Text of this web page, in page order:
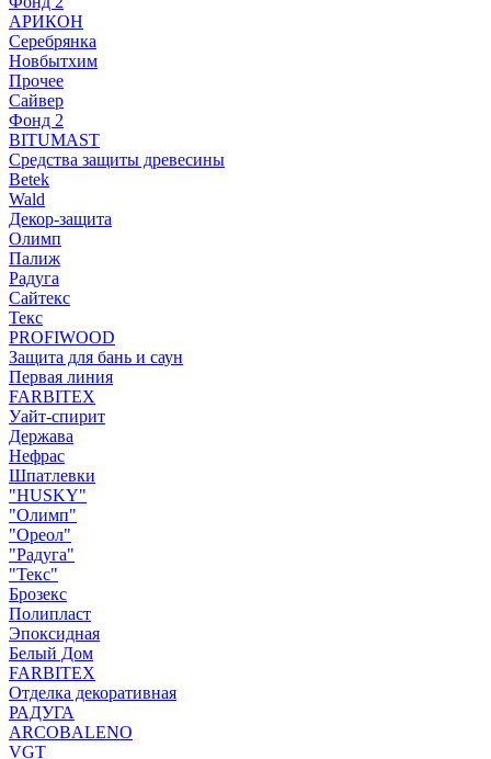
АРИКОН
Серебрянка
Новбытхим
Прочее
Сайвер
Фонд 2
BITUMAST
Средства защиты древесины
Betek
Wald
Декор-защита
Олимп
Палиж
Радуга
Сайтекс
Текс
PROFIWOOD
Защита для бань и саун
Первая линия
FARBITEX
Уайт-спирит
Держава
Нефрас
Шпатлевки
"HUSKY"
"Олимп"
"Ореол"
"Радуга"
"Текс"
Брозекс
Полипласт
Эпоксидная
Белый Дом
FARBITEX
Отделка декоративная
РАДУГА
ARCOBALENO
VGT